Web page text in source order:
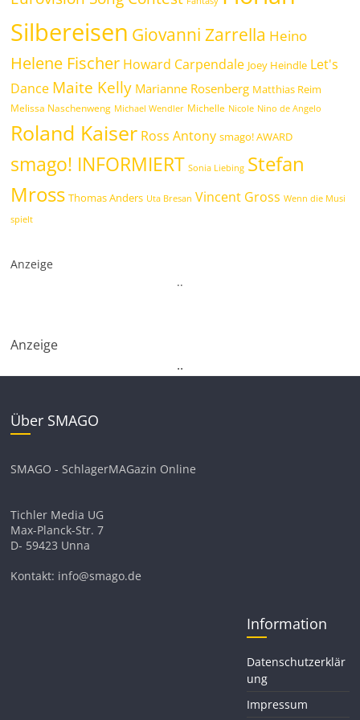
Silbereisen Giovanni Zarrella Heino
Helene Fischer Howard Carpendale Joey Heindle Let's
Dance Maite Kelly Marianne Rosenberg Matthias Reim
Melissa Naschenweng Michael Wendler Michelle Nicole Nino de Angelo
Roland Kaiser Ross Antony smago! AWARD
smago! INFORMIERT Sonia Liebing Stefan
Mross Thomas Anders Uta Bresan Vincent Gross Wenn die Musi
spielt
Anzeige
..
Anzeige
..
Über SMAGO
SMAGO - SchlagerMAGazin Online
Tichler Media UG
Max-Planck-Str. 7
D- 59423 Unna
Kontakt: info@smago.de
Information
Datenschutzerklär
ung
Impressum